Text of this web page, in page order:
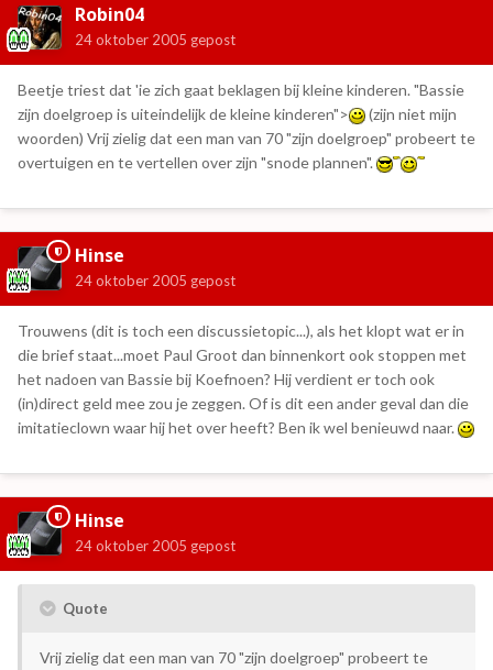
Robin04
24 oktober 2005 gepost
Beetje triest dat 'ie zich gaat beklagen bij kleine kinderen. "Bassie
zijn doelgroep is uiteindelijk de kleine kinderen">
(zijn niet mijn
woorden) Vrij zielig dat een man van 70 "zijn doelgroep" probeert te
overtuigen en te vertellen over zijn "snode plannen".
Hinse
24 oktober 2005 gepost
Trouwens (dit is toch een discussietopic...), als het klopt wat er in
die brief staat...moet Paul Groot dan binnenkort ook stoppen met
het nadoen van Bassie bij Koefnoen? Hij verdient er toch ook
(in)direct geld mee zou je zeggen. Of is dit een ander geval dan die
imitatieclown waar hij het over heeft? Ben ik wel benieuwd naar.
Hinse
24 oktober 2005 gepost
Quote
Vrij zielig dat een man van 70 "zijn doelgroep" probeert te